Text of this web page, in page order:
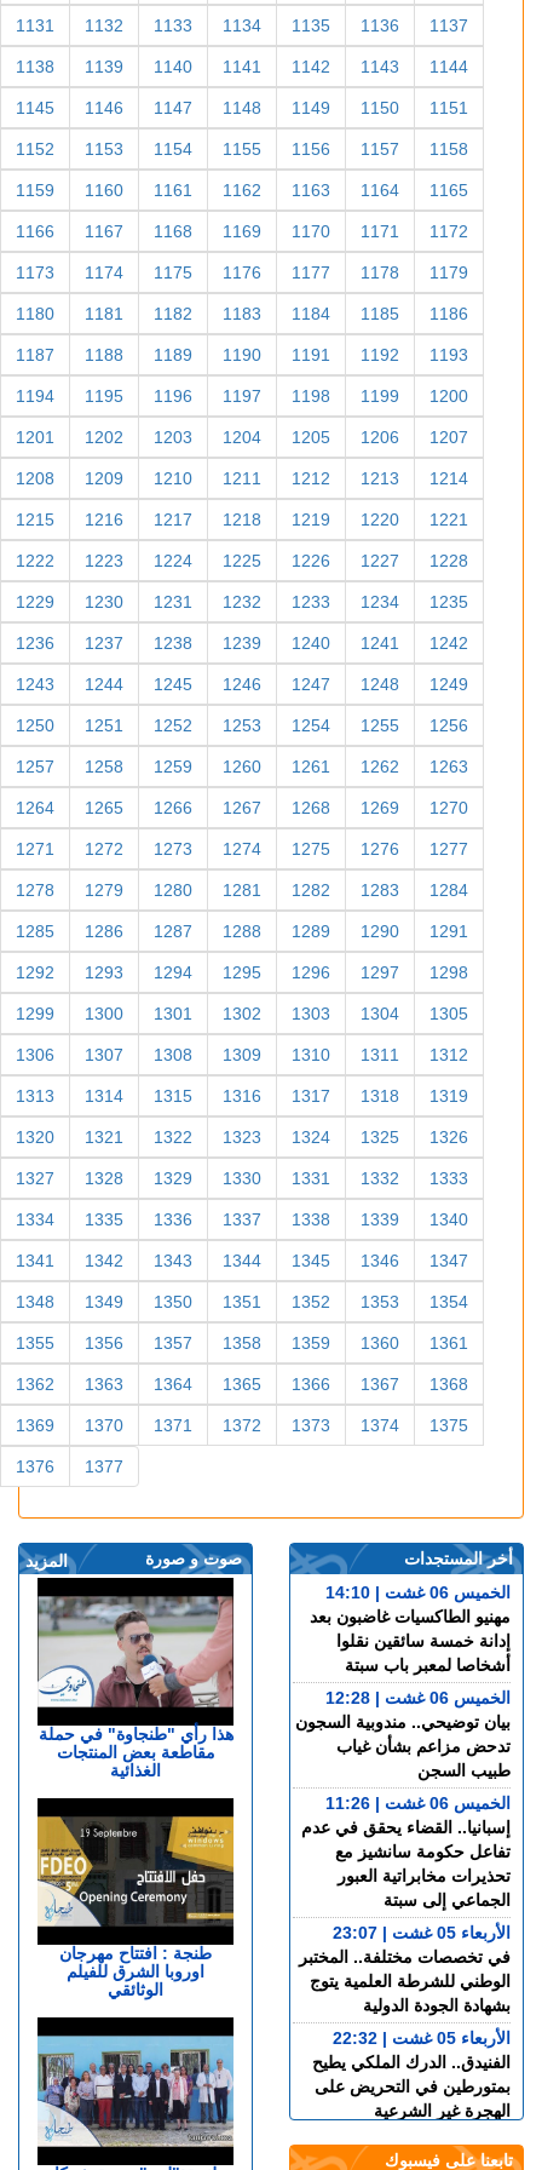
1131 1132 1133 1134 1135 1136 1137
1138 1139 1140 1141 1142 1143 1144
1145 1146 1147 1148 1149 1150 1151
1152 1153 1154 1155 1156 1157 1158
1159 1160 1161 1162 1163 1164 1165
1166 1167 1168 1169 1170 1171 1172
1173 1174 1175 1176 1177 1178 1179
1180 1181 1182 1183 1184 1185 1186
1187 1188 1189 1190 1191 1192 1193
1194 1195 1196 1197 1198 1199 1200
1201 1202 1203 1204 1205 1206 1207
1208 1209 1210 1211 1212 1213 1214
1215 1216 1217 1218 1219 1220 1221
1222 1223 1224 1225 1226 1227 1228
1229 1230 1231 1232 1233 1234 1235
1236 1237 1238 1239 1240 1241 1242
1243 1244 1245 1246 1247 1248 1249
1250 1251 1252 1253 1254 1255 1256
1257 1258 1259 1260 1261 1262 1263
1264 1265 1266 1267 1268 1269 1270
1271 1272 1273 1274 1275 1276 1277
1278 1279 1280 1281 1282 1283 1284
1285 1286 1287 1288 1289 1290 1291
1292 1293 1294 1295 1296 1297 1298
1299 1300 1301 1302 1303 1304 1305
1306 1307 1308 1309 1310 1311 1312
1313 1314 1315 1316 1317 1318 1319
1320 1321 1322 1323 1324 1325 1326
1327 1328 1329 1330 1331 1332 1333
1334 1335 1336 1337 1338 1339 1340
1341 1342 1343 1344 1345 1346 1347
1348 1349 1350 1351 1352 1353 1354
1355 1356 1357 1358 1359 1360 1361
1362 1363 1364 1365 1366 1367 1368
1369 1370 1371 1372 1373 1374 1375
1376 1377
المزيد صوت و صورة
هذا رأي "طنجاوة" في حملة
مقاطعة بعض المنتجات
الغذائية
طنجة : افتتاح مهرجان
اوروبا الشرق للفيلم
الوثائقي
أخر المستجدات
الخميس 06 غشت | 14:10
مهنيو الطاكسيات غاضبون بعد
إدانة خمسة سائقين نقلوا
أشخاصا لمعبر باب سبتة
الخميس 06 غشت | 12:28
بيان توضيحي.. مندوبية السجون
تدحض مزاعم بشأن غياب
طبيب السجن
الخميس 06 غشت | 11:26
إسبانيا.. القضاء يحقق في عدم
تفاعل حكومة سانشيز مع
تحذيرات مخابراتية العبور
الجماعي إلى سبتة
الأربعاء 05 غشت | 23:07
في تخصصات مختلفة.. المختبر
الوطني للشرطة العلمية يتوج
بشهادة الجودة الدولية
الأربعاء 05 غشت | 22:32
الفنيدق.. الدرك الملكي يطيح
بمتورطين في التحريض على
الهجرة غير الشرعية
الأربعاء 05 غشت | 19:54
تابعنا على فيسبوك